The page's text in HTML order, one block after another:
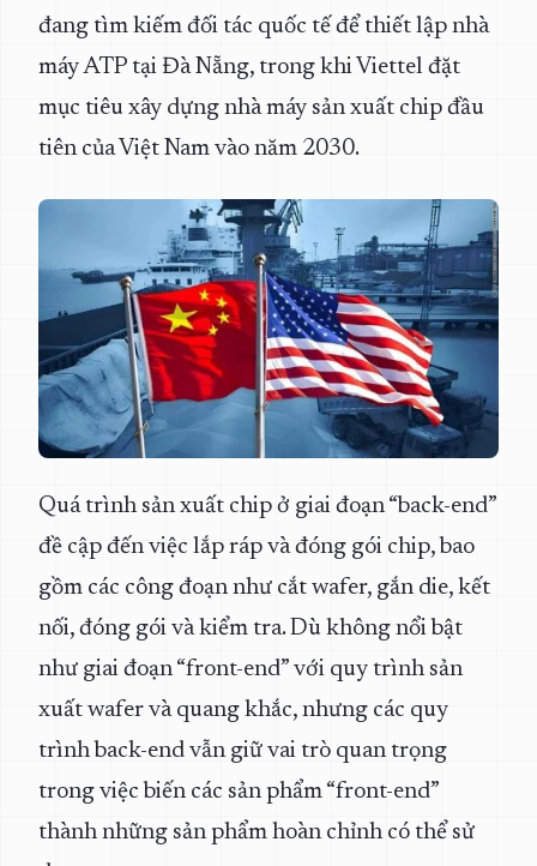
đang tìm kiếm đối tác quốc tế để thiết lập nhà
máy ATP tại Đà Nẵng, trong khi Viettel đặt
mục tiêu xây dựng nhà máy sản xuất chip đầu
tiên của Việt Nam vào năm 2030.
Quá trình sản xuất chip ở giai đoạn “back-end”
đề cập đến việc lắp ráp và đóng gói chip, bao
gồm các công đoạn như cắt wafer, gắn die, kết
nối, đóng gói và kiểm tra. Dù không nổi bật
như giai đoạn “front-end” với quy trình sản
xuất wafer và quang khắc, nhưng các quy
trình back-end vẫn giữ vai trò quan trọng
trong việc biến các sản phẩm “front-end”
thành những sản phẩm hoàn chỉnh có thể sử